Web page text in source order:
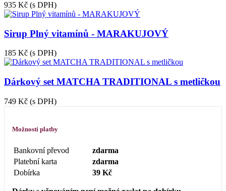
935 Kč (s DPH)
Sirup Plný vitamínů - MARAKUJOVÝ
185 Kč (s DPH)
Dárkový set MATCHA TRADITIONAL s metličkou
749 Kč (s DPH)
Možnosti platby
Bankovní převod
zdarma
Platební karta
zdarma
Dobírka
39 Kč